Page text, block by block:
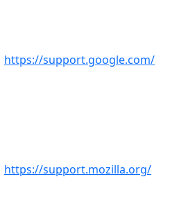
https://support.google.com/
https://support.mozilla.org/